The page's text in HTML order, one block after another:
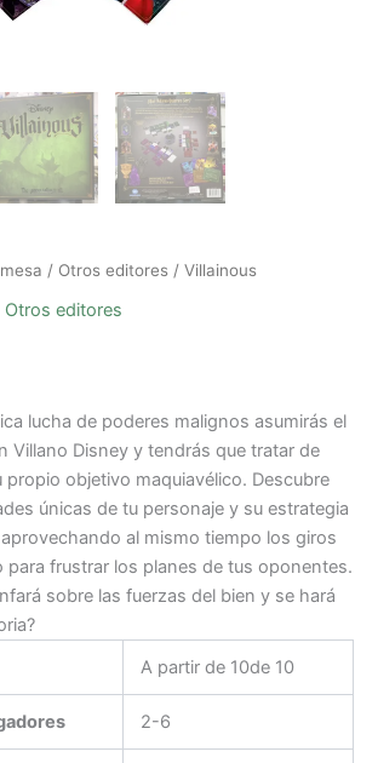
/ Otros editores / Villainous
Otros editores
lucha de poderes malignos asumirás el
Villano Disney y tendrás que tratar de
propio objetivo maquiavélico. Descubre
únicas de tu personaje y su estrategia
al mismo tiempo los giros
para frustrar los planes de tus oponentes.
sobre las fuerzas del bien y se hará
A partir de 10de 10
2-6